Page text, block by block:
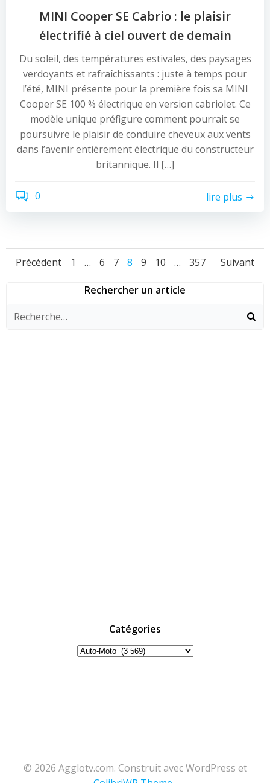
MINI Cooper SE Cabrio : le plaisir
électrifié à ciel ouvert de demain
Du soleil, des températures estivales, des paysages
verdoyants et rafraîchissants : juste à temps pour
l’été, MINI présente pour la première fois sa MINI
Cooper SE 100 % électrique en version cabriolet. Ce
modèle unique préfigure comment pourrait se
poursuivre le plaisir de conduire cheveux aux vents
dans l’avenir entièrement électrique du constructeur
britannique. Il […]
0 lire plus
Navigation
articles
Précédent
Navigation
des
Page
1 … Page
6 Page
7 Page
8 Page
9 Page
10 … Page
357 Suivant
Rechercher un article
Catégories
Catégories
© 2026 Agglotv.com. Construit avec WordPress et